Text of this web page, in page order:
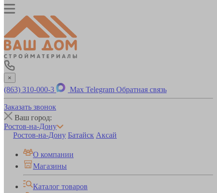
×
(863) 310-000-3 Max Telegram Обратная связь
Заказать звонок
Ваш город:
Ростов-на-Дону
Ростов-на-Дону Батайск Аксай
О компании
Магазины
Каталог товаров